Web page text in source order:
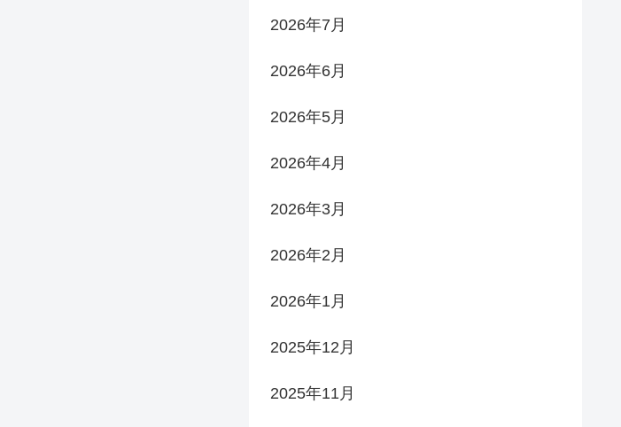
2026年7月
2026年6月
2026年5月
2026年4月
2026年3月
2026年2月
2026年1月
2025年12月
2025年11月